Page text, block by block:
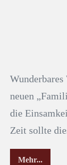
Wunderbares
neuen
die
Zeit sollte
Mehr...